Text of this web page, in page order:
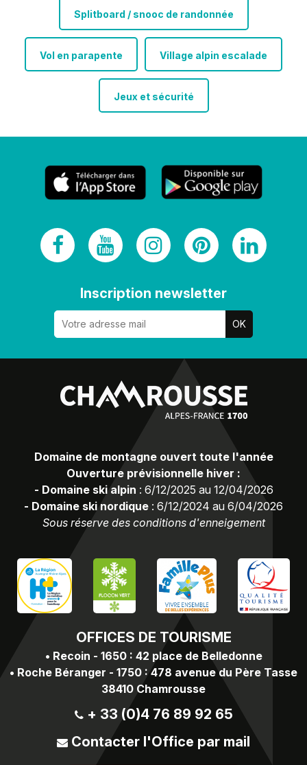
Splitboard / snooc de randonnée
Vol en parapente Village alpin escalade
Jeux et sécurité
Inscription newsletter
OFFICES DE TOURISME
• Recoin - 1650 : 42 place de Belledonne
• Roche Béranger - 1750 : 478 avenue du Père Tasse
38410 Chamrousse
+ 33 (0)4 76 89 92 65
Contacter l'Office par mail
Domaine de montagne ouvert toute l'année
Ouverture prévisionnelle hiver :
- Domaine ski alpin : 6/12/2025 au 12/04/2026
- Domaine ski nordique : 6/12/2024 au 6/04/2026
Sous réserve des conditions d'enneigement